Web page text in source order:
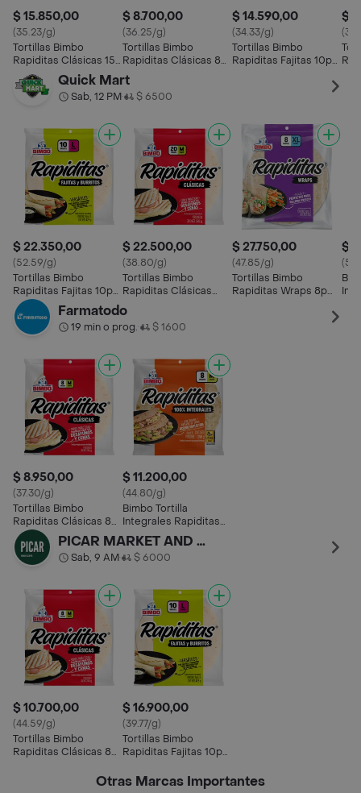
$ 15.850,00
(35.23/g)
Tortillas Bimbo
Rapiditas Clásicas 15p
450g
$ 8.700,00
(36.25/g)
Tortillas Bimbo
Rapiditas Clásicas 8p
240g
$ 14.590,00
(34.33/g)
Tortillas Bimbo
Rapiditas Fajitas 10p
$
Quick Mart
Sab, 12 PM• $ 6500
$ 22.350,00
(52.59/g)
Tortillas Bimbo
Rapiditas Fajitas 10p
425g
$ 22.500,00
(38.80/g)
Tortillas Bimbo
Rapiditas Clásicas
$ 27.750,00
(47.85/g)
Tortillas Bimbo
Rapiditas Wraps 8p
$
Farmatodo
19 min o prog.• $ 1600
$ 8.950,00
(37.30/g)
Tortillas Bimbo
Rapiditas Clásicas 8p
240g
$ 11.200,00
(44.80/g)
Bimbo Tortilla
Integrales Rapiditas
250 g
PICAR MARKET AND COFFE
Sab, 9 AM• $ 6000
$ 10.700,00
(44.59/g)
Tortillas Bimbo
Rapiditas Clásicas 8p
$ 16.900,00
(39.77/g)
Tortillas Bimbo
Rapiditas Fajitas 10p
Otras Marcas Importantes